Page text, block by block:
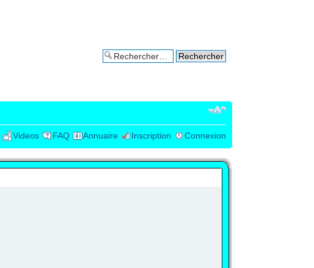
Videos FAQ Annuaire Inscription Connexion